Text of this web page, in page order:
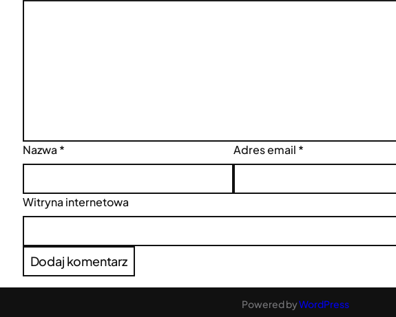
Nazwa * Adres email *
Witryna internetowa
Powered byWordPress